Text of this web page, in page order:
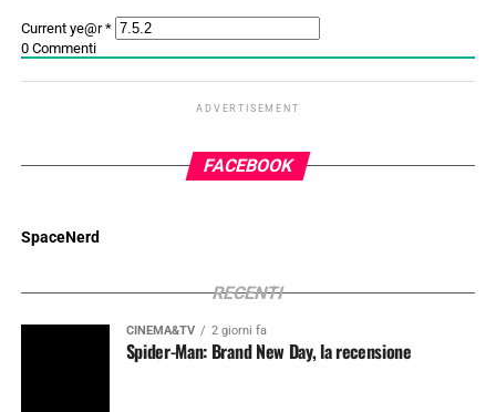
Current ye@r*
0Commenti
ADVERTISEMENT
FACEBOOK
SpaceNerd
RECENTI
CINEMA&TV 2 giorni fa
Spider-Man: Brand New Day, la recensione